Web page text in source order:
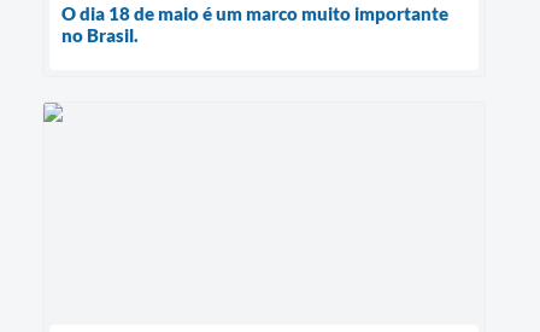
O dia 18 de maio é um marco muito importante
no Brasil.